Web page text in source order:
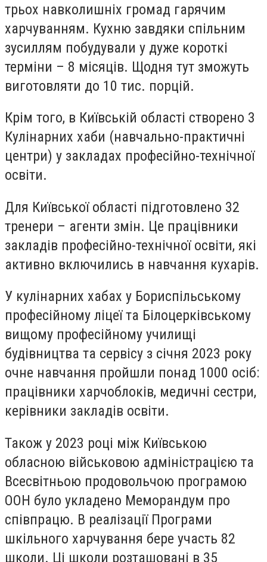
трьох навколишніх громад гарячим
харчуванням. Кухню завдяки спільним
зусиллям побудували у дуже короткі
терміни – 8 місяців. Щодня тут зможуть
виготовляти до 10 тис. порцій.
Крім того, в Київській області створено 3
Кулінарних хаби (навчально-практичні
центри) у закладах професійно-технічної
освіти.
Для Київської області підготовлено 32
тренери – агенти змін. Це працівники
закладів професійно-технічної освіти, які
активно включились в навчання кухарів.
У кулінарних хабах у Бориспільському
професійному ліцеї та Білоцерківському
вищому професійному училищі
будівництва та сервісу з січня 2023 року
очне навчання пройшли понад 1000 осіб:
працівники харчоблоків, медичні сестри,
керівники закладів освіти.
Також у 2023 році між Київською
обласною військовою адміністрацією та
Всесвітньою продовольчою програмою
ООН було укладено Меморандум про
співпрацю. В реалізації Програми
шкільного харчування бере участь 82
школи. Ці школи розташовані в 35